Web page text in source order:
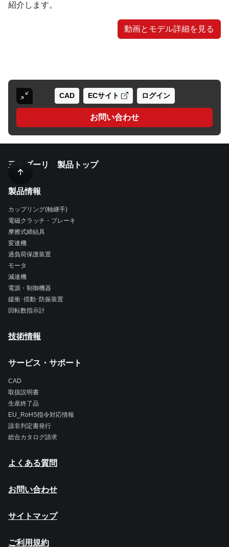
紹介します。
動画とモデル詳細を見る
CAD ECサイト ログイン
お問い合わせ
三木プーリ 製品トップ
製品情報
カップリング(軸継手)
電磁クラッチ・ブレーキ
摩擦式締結具
変速機
過負荷保護装置
モータ
減速機
電源・制御機器
緩衝･揺動･防振装置
回転数指示計
技術情報
サービス・サポート
CAD
取扱説明書
生産終了品
EU_RoHS指令対応情報
該非判定書発行
総合カタログ請求
よくある質問
お問い合わせ
サイトマップ
ご利用規約